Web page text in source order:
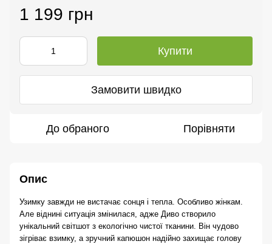
1 199 грн
Купити
Замовити швидко
До обраного Порівняти
Опис
Узимку завжди не вистачає сонця і тепла. Особливо жінкам.
Але віднині ситуація змінилася, адже Диво створило
унікальний світшот з екологічно чистої тканини. Він чудово
зігріває взимку, а зручний капюшон надійно захищає голову